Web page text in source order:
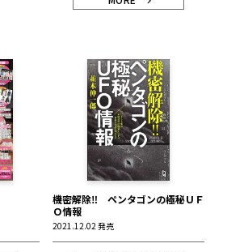
機密解除‼ ペンタゴンの極秘ＵＦ
Ｏ情報
2021.12.02 発売